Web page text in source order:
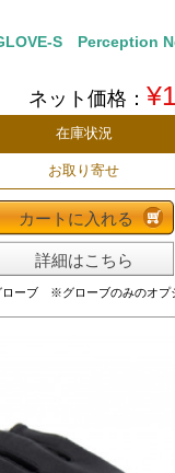
S Perception
ネット価格：
在庫状況
お取り寄せ
カートに入れる
詳細はこちら
ローブ ※グローブのみのオプ